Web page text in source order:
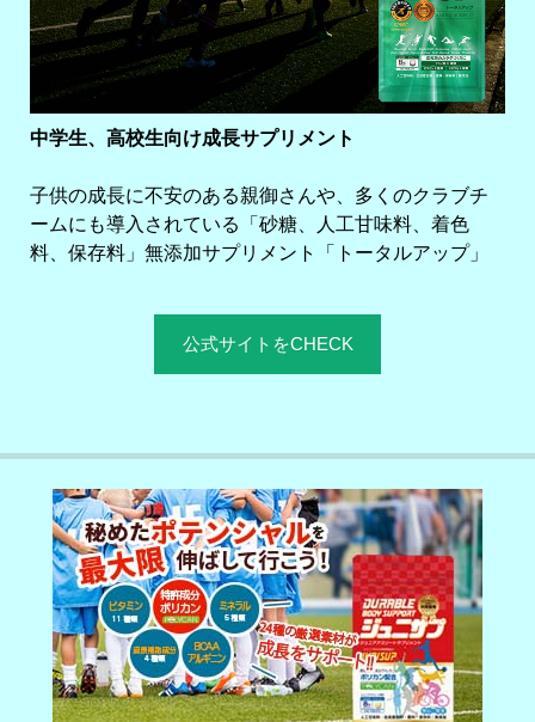
中学生、高校生向け成長サプリメント
子供の成長に不安のある親御さんや、多くのクラブチ
ームにも導入されている「砂糖、人工甘味料、着色
料、保存料」無添加サプリメント「トータルアップ」
公式サイトをCHECK